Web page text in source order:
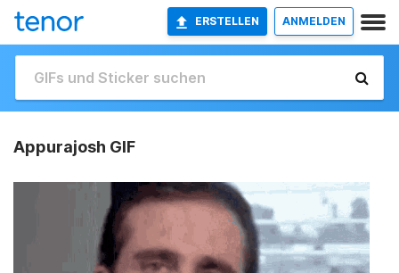
ERSTELLEN ANMELDEN
Appurajosh GIF